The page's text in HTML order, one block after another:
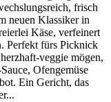
frisch
neuen Klassiker in
Käse, verfeinert
Perfekt fürs Picknick
veggie mögen,
Ofengemüse
Ein Gericht, das